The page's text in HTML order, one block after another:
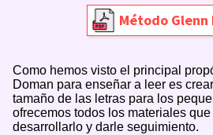
Método Glenn
Como hemos visto el principal
Doman para enseñar a leer es
tamaño de las letras para los
ofrecemos todos los materiales
desarrollarlo y darle seguimiento.